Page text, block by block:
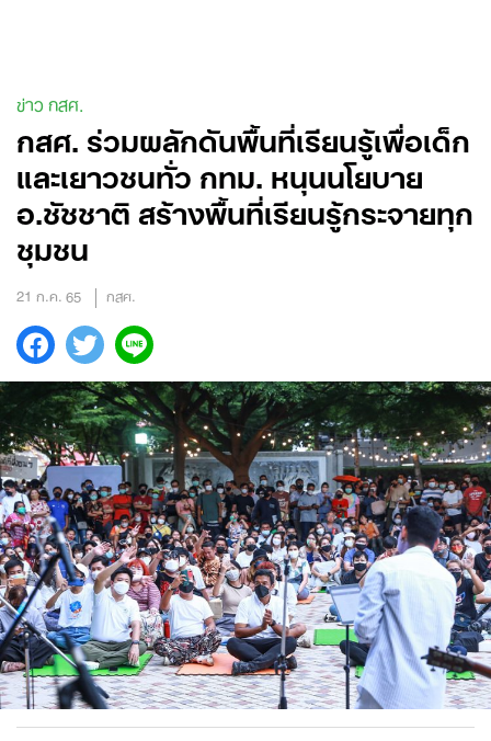
ข่าว กสศ.
กสศ. ร่วมผลักดันพื้นที่เรียนรู้เพื่อเด็ก
และเยาวชนทั่ว กทม. หนุนนโยบาย
อ.ชัชชาติ สร้างพื้นที่เรียนรู้กระจายทุก
ชุมชน
21 ก.ค. 65 กสศ.